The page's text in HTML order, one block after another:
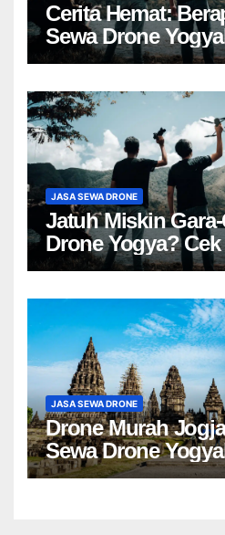
Cerita Hemat:
Sewa Drone
JASA SEWA DRONE
Jatuh Miskin
Drone Yogya?
JASA SEWA DRONE
Drone Murah
Sewa Drone